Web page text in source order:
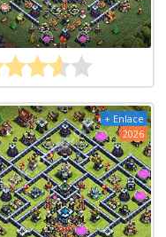
+ Enlace
2026